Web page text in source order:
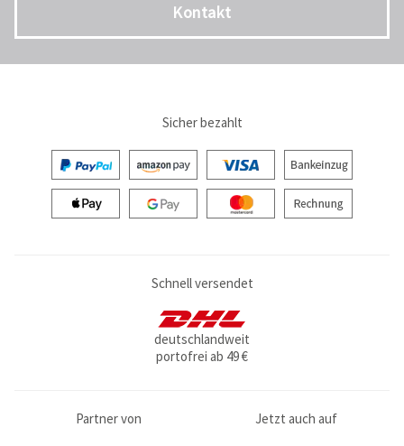
Kontakt
Sicher bezahlt
Schnell versendet
deutschlandweit
portofrei ab 49 €
Partner von Jetzt auch auf